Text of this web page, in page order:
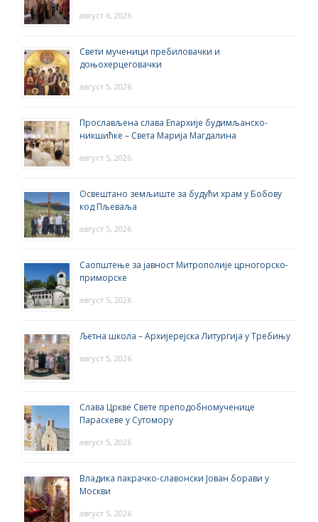
август 6, 2026
Свети мученици пребиловачки и
доњохерцеговачки
август 5, 2026
Прослављена слава Епархије будимљанско-
никшићке – Света Марија Магдалина
август 5, 2026
Освештано земљиште за будући храм у Бобову
код Пљеваља
август 5, 2026
Саопштење за јавност Митрополије црногорско-
приморске
август 5, 2026
Љетна школа – Архијерејска Литургија у Требињу
август 5, 2026
Слава Цркве Свете преподобномученице
Параскеве у Сутомору
август 5, 2026
Владика пакрачко-славонски Јован борави у
Москви
август 5, 2026